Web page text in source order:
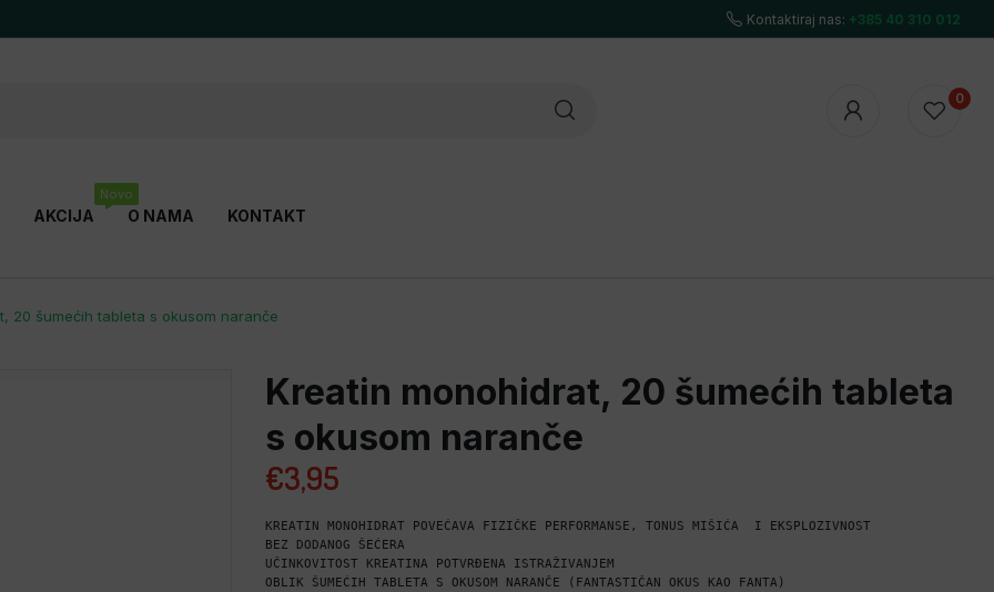
Kontaktiraj nas: +385 40 310 012
0
EVOLITE NUTRITION
AKCIJA
Novo
O NAMA KONTAKT
20 šumećih tableta s okusom naranče
Kreatin monohidrat, 20 šumećih tableta
s okusom naranče
€3,95
KREATIN MONOHIDRAT POVEĆAVA FIZIČKE PERFORMANSE, TONUS MIŠIĆA  I EKSPLOZIVNOST
BEZ DODANOG ŠEĆERA
UČINKOVITOST KREATINA POTVRĐENA ISTRAŽIVANJEM
OBLIK ŠUMEĆIH TABLETA S OKUSOM NARANČE (FANTASTIČAN OKUS KAO FANTA)